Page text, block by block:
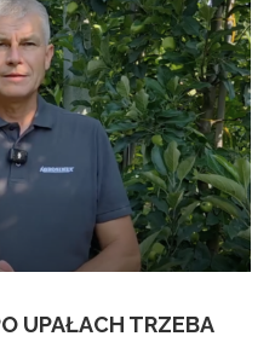
UPAŁACH TRZEBA